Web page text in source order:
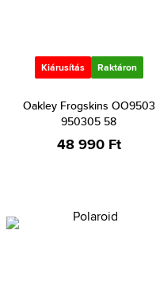
Kiárusítás Raktáron
Oakley Frogskins OO9503
950305 58
48 990 Ft